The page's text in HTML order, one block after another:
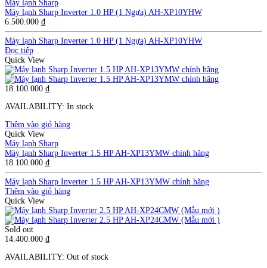
Máy lạnh Sharp
Máy lạnh Sharp Inverter 1.0 HP (1 Ngựa) AH-XP10YHW
6.500.000 ₫
Máy lạnh Sharp Inverter 1.0 HP (1 Ngựa) AH-XP10YHW
Đọc tiếp
Quick View
18.100.000 ₫
AVAILABILITY: In stock
Thêm vào giỏ hàng
Quick View
Máy lạnh Sharp
Máy lạnh Sharp Inverter 1.5 HP AH-XP13YMW chính hãng
18.100.000 ₫
Máy lạnh Sharp Inverter 1.5 HP AH-XP13YMW chính hãng
Thêm vào giỏ hàng
Quick View
Sold out
14.400.000 ₫
AVAILABILITY: Out of stock